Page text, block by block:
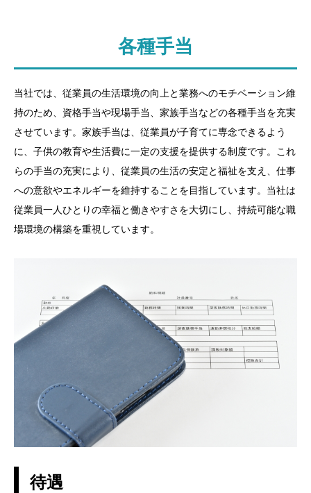
各種手当
当社では、従業員の生活環境の向上と業務へのモチベーション維
持のため、資格手当や現場手当、家族手当などの各種手当を充実
させています。家族手当は、従業員が子育てに専念できるよう
に、子供の教育や生活費に一定の支援を提供する制度です。これ
らの手当の充実により、従業員の生活の安定と福祉を支え、仕事
への意欲やエネルギーを維持することを目指しています。当社は
従業員一人ひとりの幸福と働きやすさを大切にし、持続可能な職
場環境の構築を重視しています。
待遇